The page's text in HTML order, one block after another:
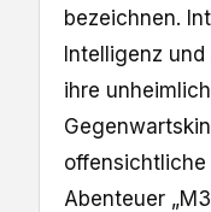
bezeichnen.
Intelligenz
ihre
Abenteuer